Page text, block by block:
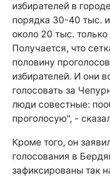
избирателей в
порядка 30-40 тыс.
около 20 тыс.
Получается, что
половину
избирателей. И они
голосовать за
люди совестные:
проголосую", -
Кроме того, он
голосования в
зафиксированы так